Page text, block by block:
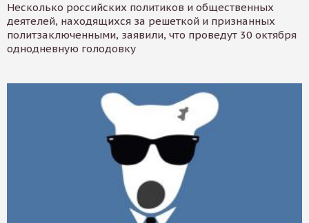
Несколько российских политиков и общественных
деятелей, находящихся за решеткой и признанных
политзаключенными, заявили, что проведут 30 октября
однодневную голодовку